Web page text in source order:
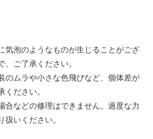
気泡のようなものが生じることがござ
ご了承ください。
のムラや小さな色飛びなど、個体差が
ださい。
などの修理はできません。過度な力
いください。